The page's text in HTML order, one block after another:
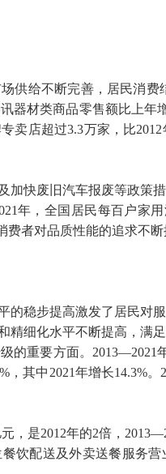
供给不断完善，居民消
器材类商品零售额比上
卖店超过3.3万家，比
快废旧汽车报废等政策
年，全国居民每百户家
者对品质性能的追求不
的稳步提高激发了居民
精细化水平不断提高，
的重要方面。
其中2021年增长14.3%
，是2012年的2倍，
饮配送及外卖送餐服务